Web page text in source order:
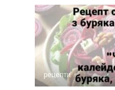
рецепти